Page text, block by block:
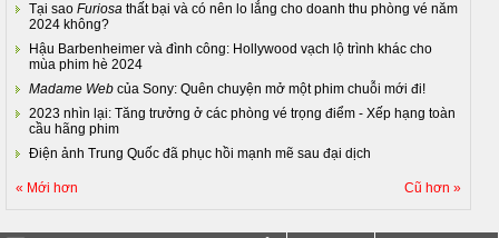
Tại sao Furiosa thất bại và có nên lo lắng cho doanh thu phòng vé năm
2024 không?
Hậu Barbenheimer và đình công: Hollywood vạch lộ trình khác cho
mùa phim hè 2024
Madame Web của Sony: Quên chuyện mở một phim chuỗi mới đi!
2023 nhìn lại: Tăng trưởng ở các phòng vé trọng điểm - Xếp hạng toàn
cầu hãng phim
Điện ảnh Trung Quốc đã phục hồi mạnh mẽ sau đại dịch
« Mới hơn Cũ hơn »